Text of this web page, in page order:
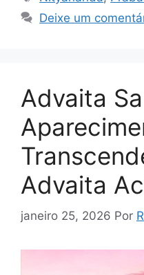
Deixe um
Advaita
Advaita
janeiro 25, 2026 Por